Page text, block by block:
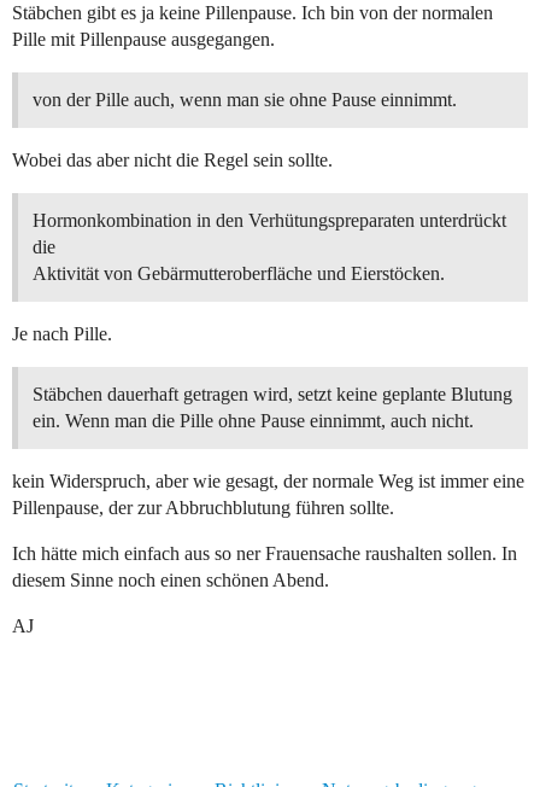
Stäbchen gibt es ja keine Pillenpause. Ich bin von der normalen
Pille mit Pillenpause ausgegangen.
von der Pille auch, wenn man sie ohne Pause einnimmt.
Wobei das aber nicht die Regel sein sollte.
Hormonkombination in den Verhütungspreparaten unterdrückt
die
Aktivität von Gebärmutteroberfläche und Eierstöcken.
Je nach Pille.
Stäbchen dauerhaft getragen wird, setzt keine geplante Blutung
ein. Wenn man die Pille ohne Pause einnimmt, auch nicht.
kein Widerspruch, aber wie gesagt, der normale Weg ist immer eine
Pillenpause, der zur Abbruchblutung führen sollte.
Ich hätte mich einfach aus so ner Frauensache raushalten sollen. In
diesem Sinne noch einen schönen Abend.
AJ